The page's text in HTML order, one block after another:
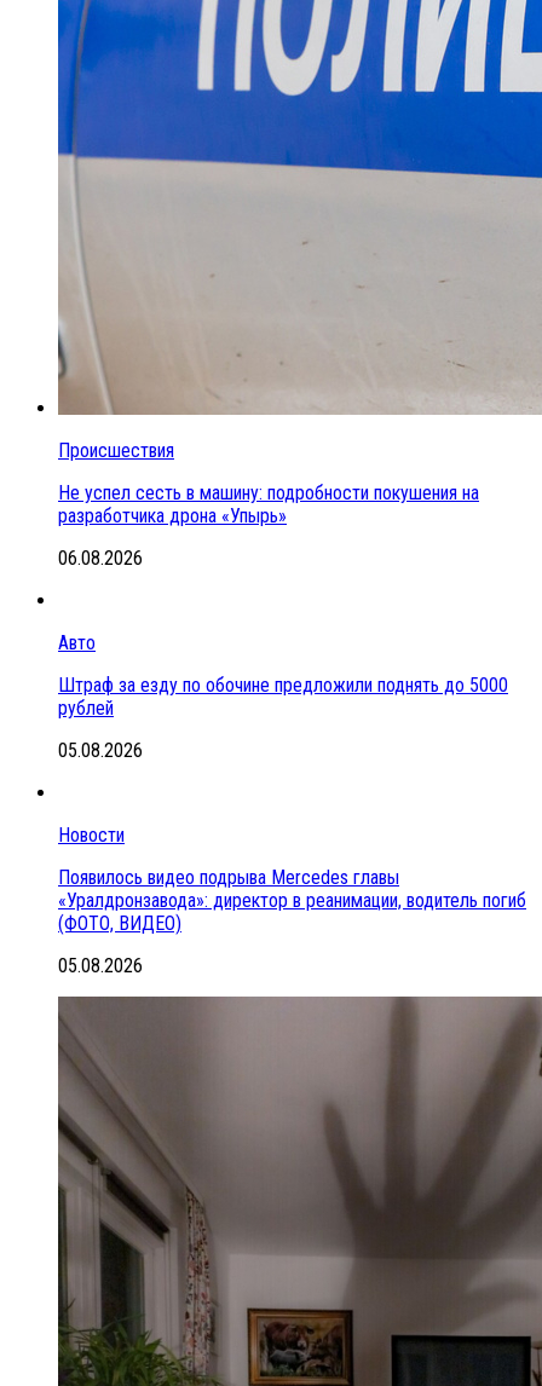
Происшествия
Не успел сесть в машину: подробности покушения на
разработчика дрона «Упырь»
06.08.2026
Авто
Штраф за езду по обочине предложили поднять до 5000
рублей
05.08.2026
Новости
Появилось видео подрыва Mercedes главы
«Уралдронзавода»: директор в реанимации, водитель погиб
(ФОТО, ВИДЕО)
05.08.2026